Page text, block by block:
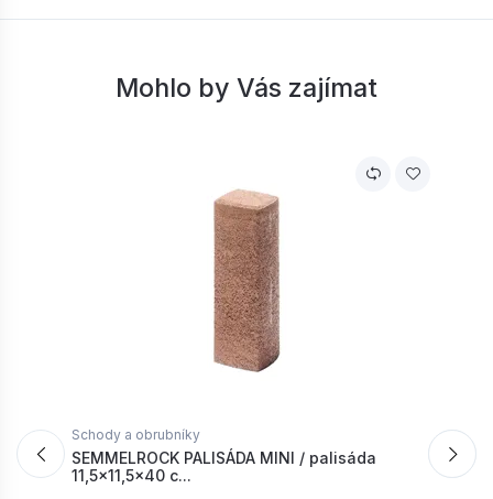
Mohlo by Vás zajímat
Schody a obrubníky
SEMMELROCK PALISÁDA MINI / palisáda
11,5x11,5x40 c...